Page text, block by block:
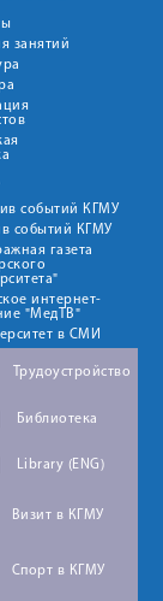
занятий
событий КГМУ
событий КГМУ
газета
интернет-
"МедТВ"
в СМИ
Трудоустройство
Библиотека
Library (ENG)
Визит в КГМУ
Спорт в КГМУ